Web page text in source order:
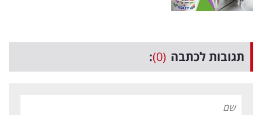
תגובות לכתבה (0)
: